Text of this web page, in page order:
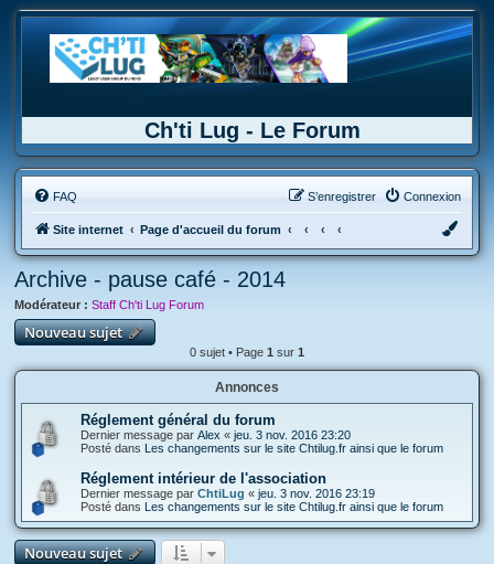
Ch'ti Lug - Le Forum
FAQ Connexion
S’enregistrer
Site internet Page d'accueil du forum
Archive - pause café - 2014
Modérateur : Staff Ch'ti Lug Forum
Nouveau sujet
0 sujet • Page 1 sur 1
Annonces
Réglement général du forum
Dernier message par Alex « jeu. 3 nov. 2016 23:20
Posté dans Les changements sur le site Chtilug.fr ainsi que le forum
Réglement intérieur de l'association
Dernier message par ChtiLug « jeu. 3 nov. 2016 23:19
Posté dans Les changements sur le site Chtilug.fr ainsi que le forum
Nouveau sujet